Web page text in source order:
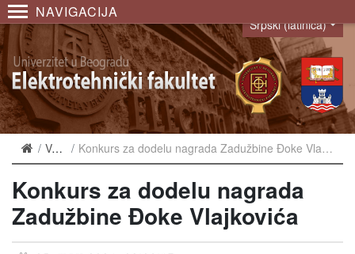
NAVIGACIJA
Language
Srpski (latinica)
Vesti Konkurs za dodelu nagrada Zadužbine Đoke Vlajkovića
Konkurs za dodelu nagrada
Zadužbine Đoke Vlajkovića